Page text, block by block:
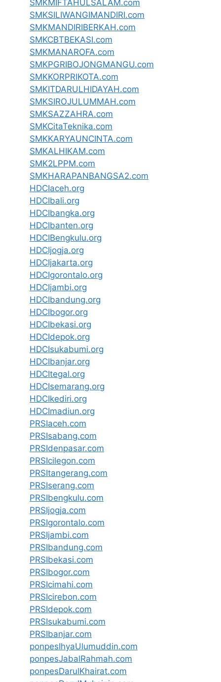
SMKMIFTAHULSALAM.com
SMKSILIWANGIMANDIRI.com
SMKMANDIRIBERKAH.com
SMKCBTBEKASI.com
SMKMANAROFA.com
SMKPGRIBOJONGMANGU.com
SMKKORPRIKOTA.com
SMKITDARULHIDAYAH.com
SMKSIROJULUMMAH.com
SMKSAZZAHRA.com
SMKCitaTeknika.com
SMKKARYAUNCINTA.com
SMKALHIKAM.com
SMK2LPPM.com
SMKHARAPANBANGSA2.com
HDCIaceh.org
HDCIbali.org
HDCIbangka.org
HDCIbanten.org
HDCIBengkulu.org
HDCIjogja.org
HDCIjakarta.org
HDCIgorontalo.org
HDCIjambi.org
HDCIbandung.org
HDCIbogor.org
HDCIbekasi.org
HDCIdepok.org
HDCIsukabumi.org
HDCIbanjar.org
HDCItegal.org
HDCIsemarang.org
HDCIkediri.org
HDCImadiun.org
PRSIaceh.com
PRSIsabang.com
PRSIdenpasar.com
PRSIcilegon.com
PRSItangerang.com
PRSIserang.com
PRSIbengkulu.com
PRSIjogja.com
PRSIgorontalo.com
PRSIjambi.com
PRSIbandung.com
PRSIbekasi.com
PRSIbogor.com
PRSIcimahi.com
PRSIcirebon.com
PRSIdepok.com
PRSIsukabumi.com
PRSIbanjar.com
ponpesIhyaUlumuddin.com
ponpesJabalRahmah.com
ponpesDarulKhairat.com